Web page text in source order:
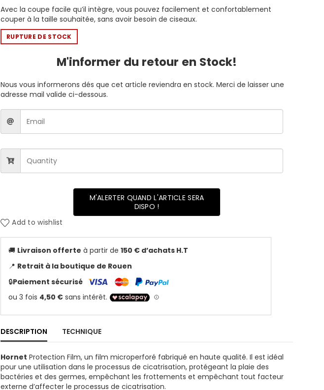
Avec la coupe facile qu’il intègre, vous pouvez facilement et confortablement
couper à la taille souhaitée, sans avoir besoin de ciseaux.
RUPTURE DE STOCK
M'informer du retour en Stock!
Nous vous informerons dés que cet article reviendra en stock. Merci de laisser une
adresse mail valide ci-dessous.
M'ALERTER QUAND L'ARTICLE SERA
DISPO !
Add to wishlist
🚚 Livraison offerte à partir de 150 € d’achats H.T
📍 Retrait à la boutique de Rouen
🔒Paiement sécurisé
DESCRIPTION TECHNIQUE
Hornet Protection Film, un film microperforé fabriqué en haute qualité. Il est idéal
pour une utilisation dans le processus de cicatrisation, protégeant la plaie des
bactéries et des germes, empêchant les frottements et empêchant tout facteur
externe d’affecter le processus de cicatrisation.